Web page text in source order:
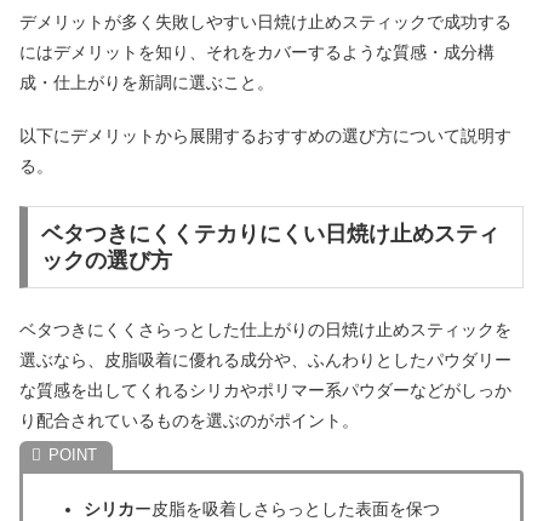
デメリットが多く失敗しやすい日焼け止めスティックで成功する
にはデメリットを知り、それをカバーするような質感・成分構
成・仕上がりを新調に選ぶこと。
以下にデメリットから展開するおすすめの選び方について説明す
る。
ベタつきにくくテカりにくい日焼け止めスティ
ックの選び方
ベタつきにくくさらっとした仕上がりの日焼け止めスティックを
選ぶなら、皮脂吸着に優れる成分や、ふんわりとしたパウダリー
な質感を出してくれるシリカやポリマー系パウダーなどがしっか
り配合されているものを選ぶのがポイント。
シリカー皮脂を吸着しさらっとした表面を保つ